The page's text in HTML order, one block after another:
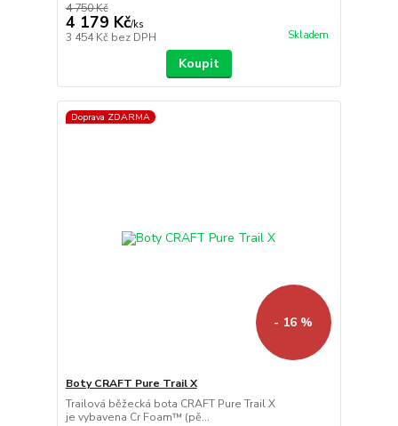
4 750 Kč
4 179 Kč/ks
3 454 Kč bez DPH Skladem
Koupit
Doprava ZDARMA
- 16 %
Boty CRAFT Pure Trail X
Trailová běžecká bota CRAFT Pure Trail X
je vybavena Cr Foam™ (pě...